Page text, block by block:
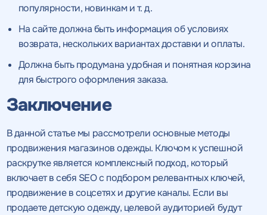
популярности, новинкам и т. д.
На сайте должна быть информация об условиях
возврата, нескольких вариантах доставки и оплаты.
Должна быть продумана удобная и понятная корзина
для быстрого оформления заказа.
Заключение
В данной статье мы рассмотрели основные методы
продвижения магазинов одежды. Ключом к успешной
раскрутке является комплексный подход, который
включает в себя SEO с подбором релевантных ключей,
продвижение в соцсетях и другие каналы. Если вы
продаете детскую одежду, целевой аудиторией будут